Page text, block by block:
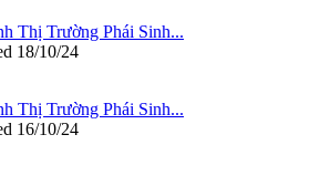
Thị Trường Phái Sinh...
18/10/24
Thị Trường Phái Sinh...
16/10/24